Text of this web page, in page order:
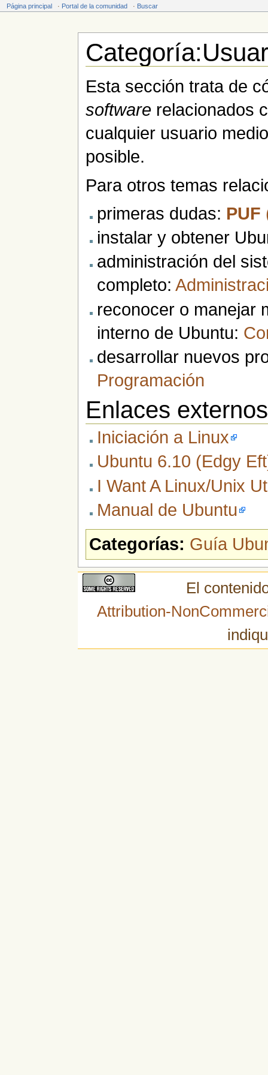
Página principal · Portal de la comunidad · Buscar
Esta sección trata de
software relacionados
cualquier usuario
posible.
Para otros temas
primeras dudas: PUF
instalar y obtener
administración del
completo:
reconocer o manejar
interno de Ubuntu:
desarrollar nuevos
Programación
Enlaces externos
Iniciación a Linux
Ubuntu 6.10 (Edgy
I Want A Linux/Unix
Manual de Ubuntu
Categorías: Guía
El
Attribution-